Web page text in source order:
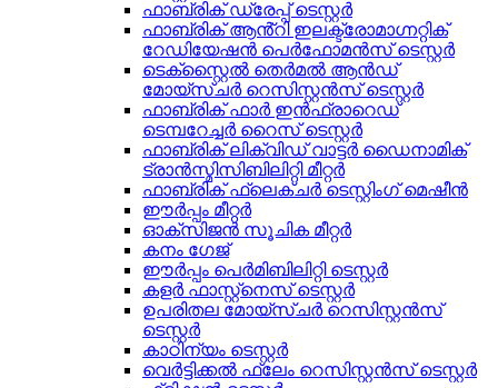
ഫാബ്രിക് ഡ്രേപ്പ് ടെസ്റ്റർ
ഫാബ്രിക് ആൻ്റി ഇലക്ട്രോമാഗ്നറ്റിക്
റേഡിയേഷൻ പെർഫോമൻസ് ടെസ്റ്റർ
ടെക്സ്റ്റൈൽ തെർമൽ ആൻഡ്
മോയ്സ്ചർ റെസിസ്റ്റൻസ് ടെസ്റ്റർ
ഫാബ്രിക് ഫാർ ഇൻഫ്രാറെഡ്
ടെമ്പറേച്ചർ റൈസ് ടെസ്റ്റർ
ഫാബ്രിക് ലിക്വിഡ് വാട്ടർ ഡൈനാമിക്
ട്രാൻസ്മിസിബിലിറ്റി മീറ്റർ
ഫാബ്രിക് ഫ്ലെക്‌ചർ ടെസ്റ്റിംഗ് മെഷീൻ
ഈർപ്പം മീറ്റർ
ഓക്സിജൻ സൂചിക മീറ്റർ
കനം ഗേജ്
ഈർപ്പം പെർമിബിലിറ്റി ടെസ്റ്റർ
കളർ ഫാസ്റ്റ്നെസ് ടെസ്റ്റർ
ഉപരിതല മോയ്സ്ചർ റെസിസ്റ്റൻസ്
ടെസ്റ്റർ
കാഠിന്യം ടെസ്റ്റർ
വെർട്ടിക്കൽ ഫ്ലേം റെസിസ്റ്റൻസ് ടെസ്റ്റർ